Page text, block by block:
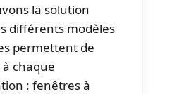
la solution
différents modèles
permettent de
chaque
: fenêtres à